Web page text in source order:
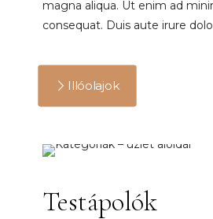
magna aliqua. Ut enim ad
consequat. Duis aute irure
Illóolajok
Testápolók